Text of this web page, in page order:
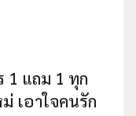
1 แถม 1 ทุก
เอาใจคนรัก